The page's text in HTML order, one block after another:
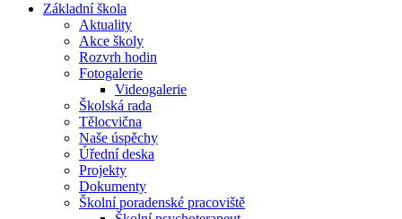
Základní škola
Aktuality
Akce školy
Rozvrh hodin
Fotogalerie
Videogalerie
Školská rada
Tělocvična
Naše úspěchy
Úřední deska
Projekty
Dokumenty
Školní poradenské pracoviště